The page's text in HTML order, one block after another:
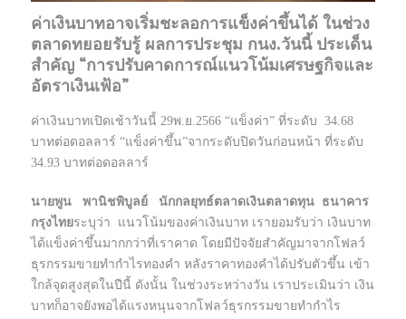
ค่าเงินบาทอาจเริ่มชะลอการแข็งค่าขึ้นได้ ในช่วง
ตลาดทยอยรับรู้ ผลการประชุม กนง.วันนี้ ประเด็น
สำคัญ “การปรับคาดการณ์แนวโน้มเศรษฐกิจและ
อัตราเงินเฟ้อ”
ค่าเงินบาทเปิดเช้าวันนี้ 29พ.ย.2566 “แข็งค่า” ที่ระดับ 34.68
บาทต่อดอลลาร์ “แข็งค่าขึ้น”จากระดับปิดวันก่อนหน้า ที่ระดับ
34.93 บาทต่อดอลลาร์
นายพูน พานิชพิบูลย์ นักกลยุทธ์ตลาดเงินตลาดทุน ธนาคาร
กรุงไทยระบุว่า แนวโน้มของค่าเงินบาท เรายอมรับว่า เงินบาท
ได้แข็งค่าขึ้นมากกว่าที่เราคาด โดยมีปัจจัยสำคัญมาจากโฟลว์
ธุรกรรมขายทำกำไรทองคำ หลังราคาทองคำได้ปรับตัวขึ้น เข้า
ใกล้จุดสูงสุดในปีนี้ ดังนั้น ในช่วงระหว่างวัน เราประเมินว่า เงิน
บาทก็อาจยังพอได้แรงหนุนจากโฟลว์ธุรกรรมขายทำกำไร